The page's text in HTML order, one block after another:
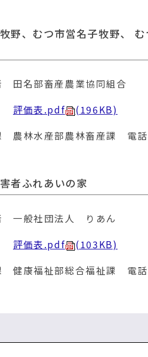
野、むつ市営名子牧野、
田名部畜産農業協同組合
評価表.pdf
(196KB)
農林水産部農林畜産課 電
者ふれあいの家
一般社団法人 りあん
評価表.pdf
(103KB)
健康福祉部総合福祉課 電